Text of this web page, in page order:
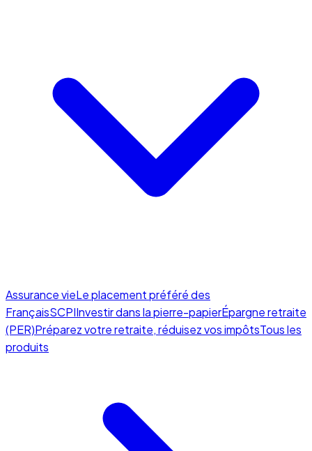
Assurance vieLe placement préféré des
FrançaisSCPIInvestir dans la pierre-papierÉpargne retraite
(PER)Préparez votre retraite, réduisez vos impôtsTous les
produits